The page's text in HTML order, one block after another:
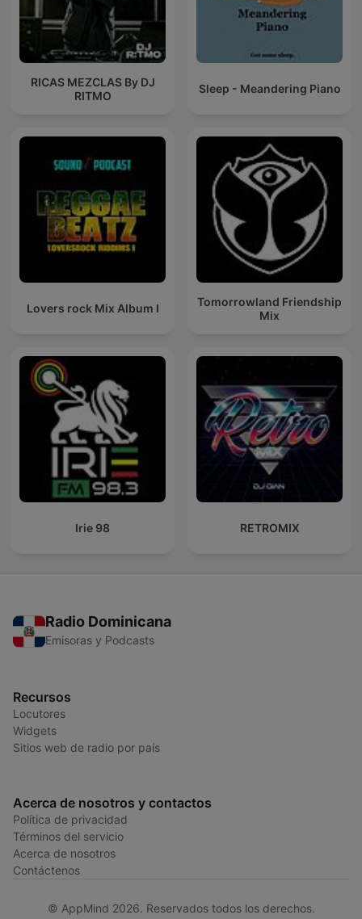
RICAS MEZCLAS By DJ
RITMO
Sleep - Meandering Piano
Lovers rock Mix Album I
Tomorrowland Friendship
Mix
Irie 98 RETROMIX
Radio Dominicana
Emisoras y Podcasts
Recursos
Locutores
Widgets
Sitios web de radio por país
Acerca de nosotros y contactos
Política de privacidad
Términos del servicio
Acerca de nosotros
Contáctenos
© AppMind 2026. Reservados todos los derechos.